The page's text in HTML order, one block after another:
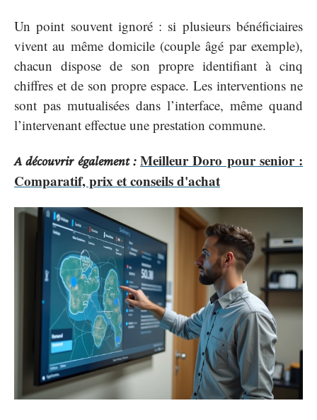
Un point souvent ignoré : si plusieurs bénéficiaires
vivent au même domicile (couple âgé par exemple),
chacun dispose de son propre identifiant à cinq
chiffres et de son propre espace. Les interventions ne
sont pas mutualisées dans l’interface, même quand
l’intervenant effectue une prestation commune.
A découvrir également : Meilleur Doro pour senior :
Comparatif, prix et conseils d'achat